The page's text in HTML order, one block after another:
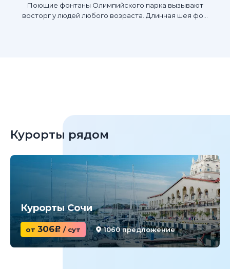
Поющие фонтаны Олимпийского парка вызывают
восторг у людей любого возраста. Длинная шея фо...
Курорты рядом
Курорты Сочи
от 306c / сут 1060 предложение